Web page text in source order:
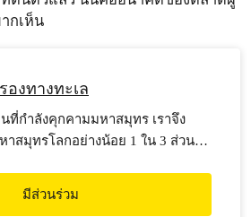
กเห็น
งทางทะเล
ที่กำลังคุกคามมหาสมุทร เราจึง
าสมุทรโลกอย่างน้อย 1 ใน 3 ส่วน
มีส่วนร่วม